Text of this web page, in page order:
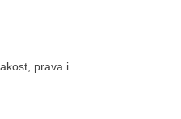
prava i